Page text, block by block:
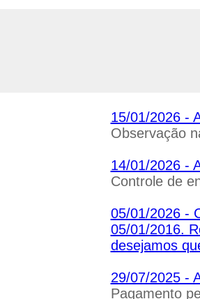
15/01/2026 -
Observação
14/01/2026 -
Controle de
05/01/2026 -
05/01/2016.
desejamos
29/07/2025 -
Pagamento